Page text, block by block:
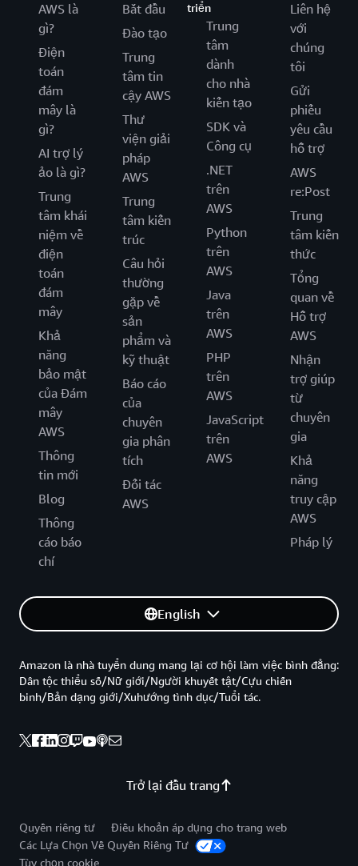
AWS là
gì?
Điện
toán
đám
mây là
gì?
AI trợ lý
ảo là gì?
Trung
tâm khái
niệm về
điện
toán
đám
mây
Khả
năng
bảo mật
của Đám
mây
AWS
Thông
tin mới
Blog
Thông
cáo báo
chí
Bắt đầu
Đào tạo
Trung
tâm tin
cậy AWS
Thư
viện giải
pháp
AWS
Trung
tâm kiến
trúc
Câu hỏi
thường
gặp về
sản
phẩm và
kỹ thuật
Báo cáo
của
chuyên
gia phân
tích
Đối tác
AWS
triển
Trung
tâm
dành
cho nhà
kiến tạo
SDK và
Công cụ
.NET
trên
AWS
Python
trên
AWS
Java
trên
AWS
PHP
trên
AWS
JavaScript
trên
AWS
Liên hệ
với
chúng
tôi
Gửi
phiếu
yêu cầu
hỗ trợ
AWS
re:Post
Trung
tâm kiến
thức
Tổng
quan về
Hỗ trợ
AWS
Nhận
trợ giúp
từ
chuyên
gia
Khả
năng
truy cập
AWS
Pháp lý
English
Trở lại đầu trang
Amazon là nhà tuyển dung mang lại cơ hội làm việc bình đẳng:
Dân tộc thiểu số/Nữ giới/Người khuyết tật/Cựu chiến
binh/Bản dạng giới/Xuhướng tình dục/Tuổi tác.
Quyền riêng tư
Điều khoản áp dụng cho trang web
Các Lựa Chọn Về Quyền Riêng Tư
Tùy chọn cookie